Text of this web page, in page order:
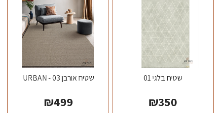
שטיח בלגי 01
₪350
שטיח אורבן 03 - URBAN
₪499